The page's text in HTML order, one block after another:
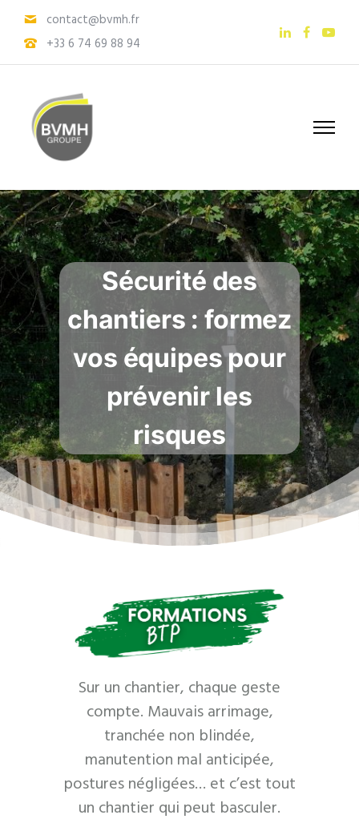
contact@bvmh.fr
+33 6 74 69 88 94
Sécurité des
chantiers : formez
vos équipes pour
prévenir les
risques
Sur un chantier, chaque geste
compte. Mauvais arrimage,
tranchée non blindée,
manutention mal anticipée,
postures négligées… et c’est tout
un chantier qui peut basculer.